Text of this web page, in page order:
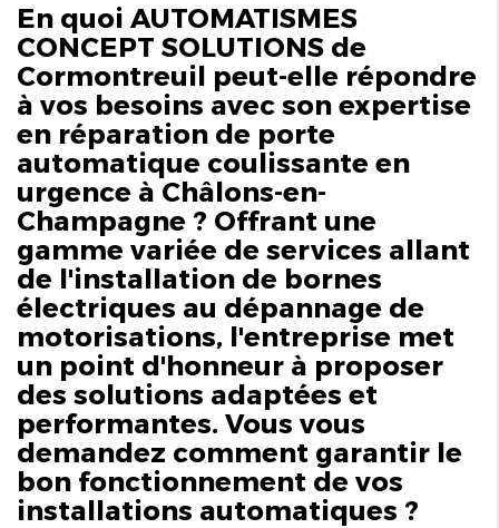
En quoi AUTOMATISMES
CONCEPT SOLUTIONS de
Cormontreuil peut-elle répondre
à vos besoins avec son expertise
en réparation de porte
automatique coulissante en
urgence à Châlons-en-
Champagne ? Offrant une
gamme variée de services allant
de l'installation de bornes
électriques au dépannage de
motorisations, l'entreprise met
un point d'honneur à proposer
des solutions adaptées et
performantes. Vous vous
demandez comment garantir le
bon fonctionnement de vos
installations automatiques ?